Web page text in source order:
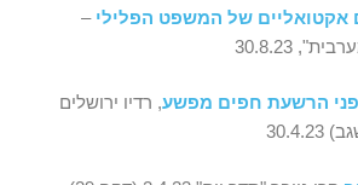
אקטואליים של המשפט הפלילי–
30.8.23
הרשעת חפים מפשע, רדיו ירושלים